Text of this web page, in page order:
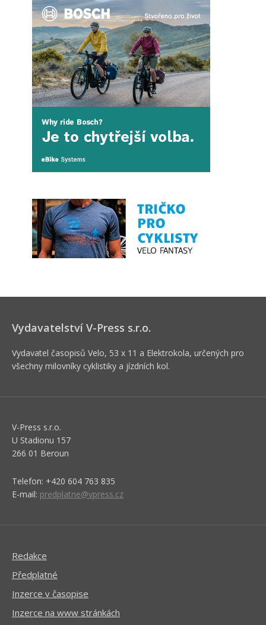
Vydavatelství V-Press s.r.o.
Vydavatel časopisů Velo, 53 x 11 a Elektrokola, určených pro
všechny milovníky cyklistiky a jízdních kol.
V-Press s.r.o.
U Stadionu 157
266 01 Beroun
Telefon: +420 604 763 835
E-mail: predplatne@vpress.cz
Redakce
Předplatné
Inzerce v časopise
Inzerce na www stránkách